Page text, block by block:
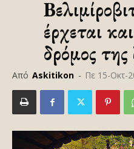
έρχεται
δρόμος
Από Askitikon - Πε 15-Οκτ-